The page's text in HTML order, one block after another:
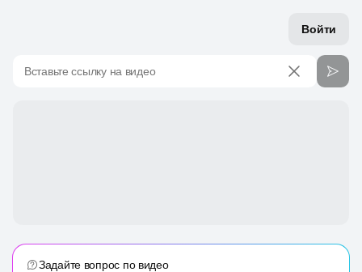
Войти
Вставьте ссылку на видео
Задайте вопрос по видео